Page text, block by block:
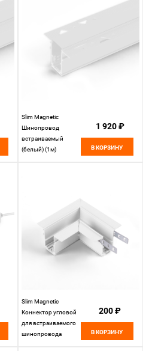
Slim Magnetic
Шинопровод
встраиваемый
(белый) (1м)
1 920 ₽
В КОРЗИНУ
Slim Magnetic
Коннектор угловой
для встраиваемого
шинопровода
200 ₽
В КОРЗИНУ